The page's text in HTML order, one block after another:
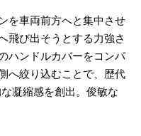
を車両前方へと集中させ
飛び出そうとする力強さ
ハンドルカバーをコンパ
へ絞り込むことで、歴代
凝縮感を創出。俊敏な